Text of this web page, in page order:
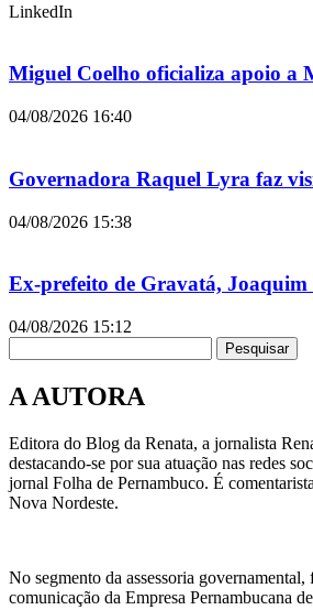
LinkedIn
Miguel Coelho oficializa apoio a
04/08/2026 16:40
Governadora Raquel Lyra faz
04/08/2026 15:38
Ex-prefeito de Gravatá,
04/08/2026 15:12
Pesquisar
A AUTORA
Editora do Blog da Renata, a jornalista
destacando-se por sua atuação nas redes
jornal Folha de Pernambuco. É
Nova Nordeste.
No segmento da assessoria
comunicação da Empresa Pernambucana